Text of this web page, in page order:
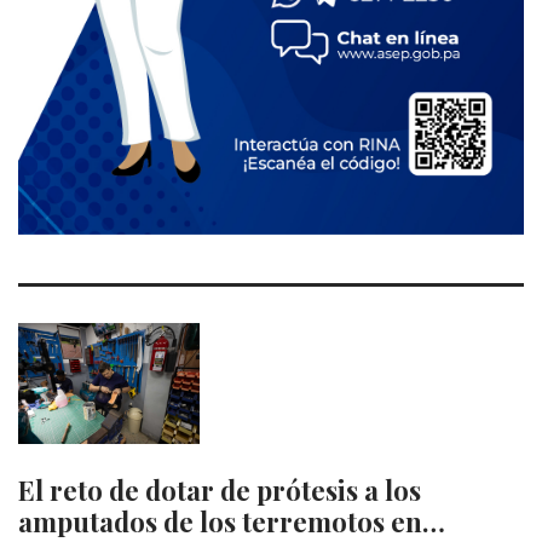
El reto de dotar de prótesis a los
amputados de los terremotos en…